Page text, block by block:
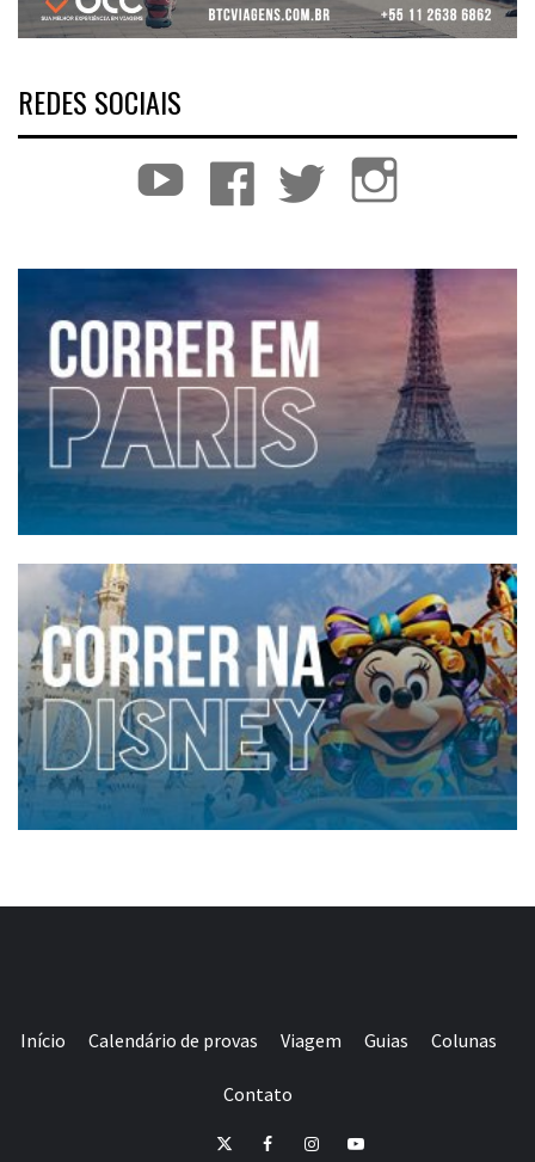
REDES SOCIAIS
YouTube Facebook Twitter
Início Calendário de provas Viagem Guias Colunas
Contato
TwitterFacebookInstagramYoutube